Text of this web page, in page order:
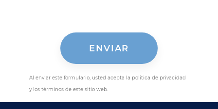
Al enviar este formulario, usted acepta la política de privacidad
y los términos de este sitio web.